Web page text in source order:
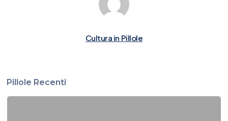
Cultura in Pillole
Pillole Recenti